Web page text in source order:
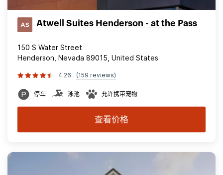
Atwell Suites Henderson - at the Pass
150 S Water Street
Henderson, Nevada 89015, United States
4.26 (159 reviews)
停车 泳池 允许携带宠物
查看价格